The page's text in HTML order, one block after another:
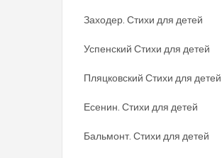
Заходер. Стихи для детей
Успенский Стихи для детей
Пляцковский Стихи для детей
Есенин. Стихи для детей
Бальмонт. Стихи для детей